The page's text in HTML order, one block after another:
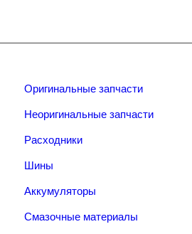
Оригинальные запчасти
Неоригинальные запчасти
Расходники
Шины
Аккумуляторы
Смазочные материалы